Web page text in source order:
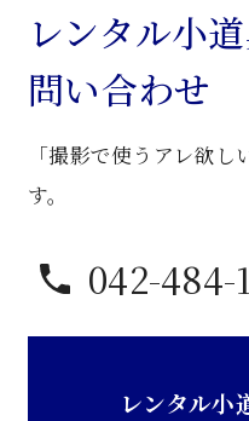
チ
ン
コ
個
レンタル小
問い合わせ
「撮影で使うアレ欲
す。
042-484-
レンタル小